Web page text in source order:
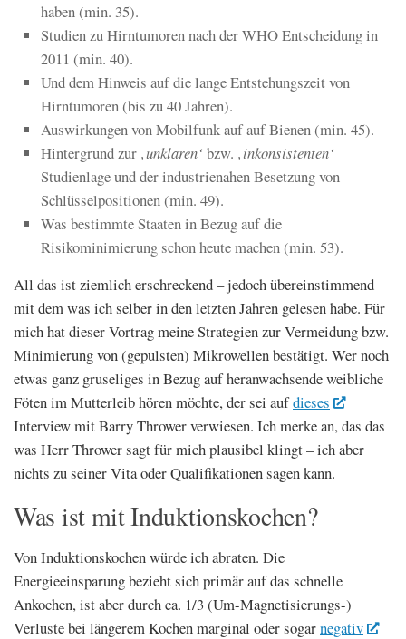
haben (min. 35).
Studien zu Hirntumoren nach der WHO Entscheidung in
2011 (min. 40).
Und dem Hinweis auf die lange Entstehungszeit von
Hirntumoren (bis zu 40 Jahren).
Auswirkungen von Mobilfunk auf auf Bienen (min. 45).
Hintergrund zur ‚unklaren‘ bzw. ‚inkonsistenten‘
Studienlage und der industrienahen Besetzung von
Schlüsselpositionen (min. 49).
Was bestimmte Staaten in Bezug auf die
Risikominimierung schon heute machen (min. 53).
All das ist ziemlich erschreckend – jedoch übereinstimmend
mit dem was ich selber in den letzten Jahren gelesen habe. Für
mich hat dieser Vortrag meine Strategien zur Vermeidung bzw.
Minimierung von (gepulsten) Mikrowellen bestätigt. Wer noch
etwas ganz gruseliges in Bezug auf heranwachsende weibliche
Föten im Mutterleib hören möchte, der sei aufdieses
Interview mit Barry Thrower verwiesen. Ich merke an, das das
was Herr Thrower sagt für mich plausibel klingt – ich aber
nichts zu seiner Vita oder Qualifikationen sagen kann.
Was ist mit Induktionskochen?
Von Induktionskochen würde ich abraten. Die
Energieeinsparung bezieht sich primär auf das schnelle
Ankochen, ist aber durch ca. 1/3 (Um-Magnetisierungs-)
Verluste bei längerem Kochen marginal oder sogarnegativ